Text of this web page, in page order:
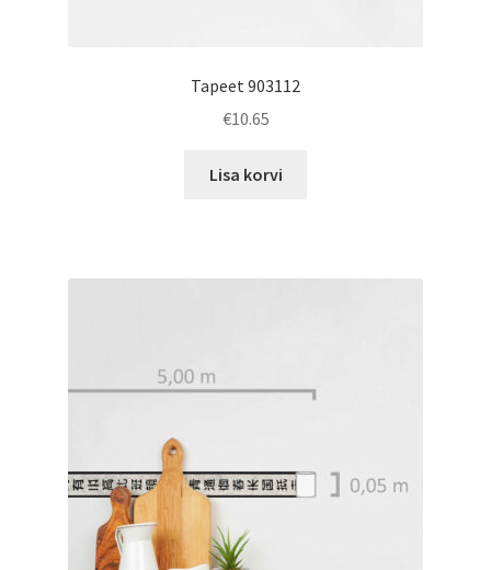
Tapeet 903112
€10.65
Lisa korvi